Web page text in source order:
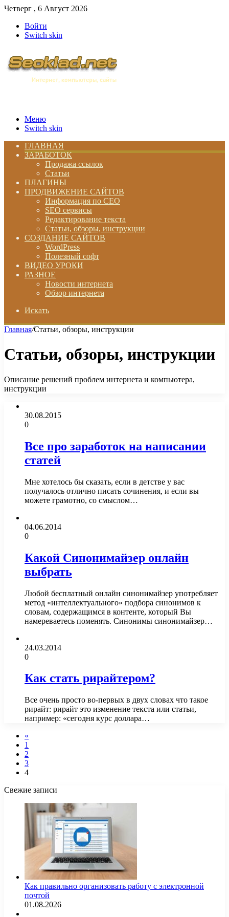
Четверг , 6 Август 2026
Войти
Switch skin
Меню
Switch skin
ГЛАВНАЯ
ЗАРАБОТОК
Продажа ссылок
Статьи
ПЛАГИНЫ
ПРОДВИЖЕНИЕ САЙТОВ
Информация по СЕО
SEO сервисы
Редактирование текста
Статьи, обзоры, инструкции
СОЗДАНИЕ САЙТОВ
WordPress
Полезный софт
ВИДЕО УРОКИ
РАЗНОЕ
Новости интернета
Обзор интернета
Искать
Главная/Статьи, обзоры, инструкции
Статьи, обзоры, инструкции
Описание решений проблем интернета и компьютера,
инструкции
30.08.2015
0
Все про заработок на написании
статей
Мне хотелось бы сказать, если в детстве у вас
получалось отлично писать сочинения, и если вы
можете грамотно, со смыслом…
04.06.2014
0
Какой Синонимайзер онлайн
выбрать
Любой бесплатный онлайн синонимайзер употребляет
метод «интеллектуального» подбора синонимов к
словам, содержащимся в контенте, который Вы
намереваетесь поменять. Синонимы синонимайзер…
24.03.2014
0
Как стать рирайтером?
Все очень просто во-первых в двух словах что такое
рирайт: рирайт это изменение текста или статьи,
например: «сегодня курс доллара…
«
1
2
3
4
Свежие записи
Как правильно организовать работу с электронной
почтой
01.08.2026